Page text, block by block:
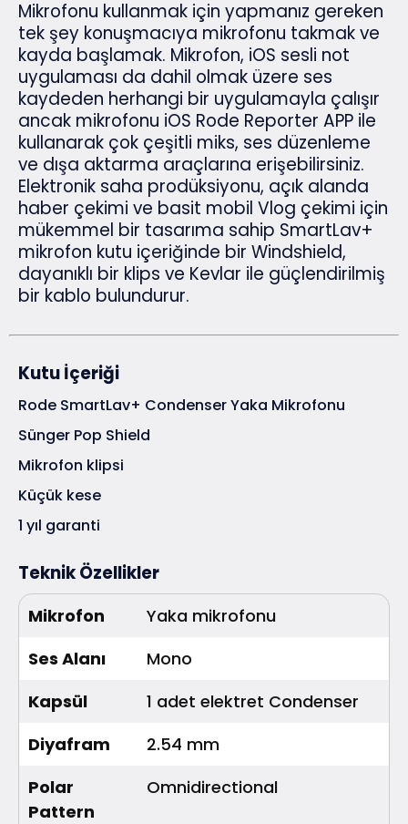
Mikrofonu kullanmak için yapmanız gereken
tek şey konuşmacıya mikrofonu takmak ve
kayda başlamak. Mikrofon, iOS sesli not
uygulaması da dahil olmak üzere ses
kaydeden herhangi bir uygulamayla çalışır
ancak mikrofonu iOS Rode Reporter APP ile
kullanarak çok çeşitli miks, ses düzenleme
ve dışa aktarma araçlarına erişebilirsiniz.
Elektronik saha prodüksiyonu, açık alanda
haber çekimi ve basit mobil Vlog çekimi için
mükemmel bir tasarıma sahip SmartLav+
mikrofon kutu içeriğinde bir Windshield,
dayanıklı bir klips ve Kevlar ile güçlendirilmiş
bir kablo bulundurur.
Kutu İçeriği
Rode SmartLav+ Condenser Yaka Mikrofonu
Sünger Pop Shield
Mikrofon klipsi
Küçük kese
1 yıl garanti
Teknik Özellikler
Mikrofon
Yaka mikrofonu
Ses Alanı
Mono
Kapsül
1 adet elektret Condenser
Diyafram
2.54 mm
Polar
Pattern
Omnidirectional